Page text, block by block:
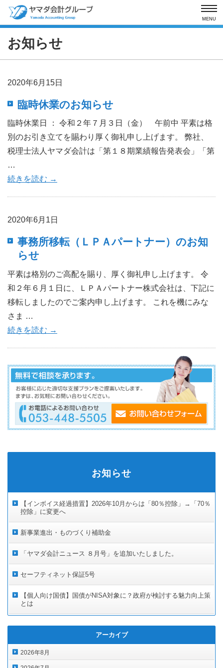
MENU
お知らせ
2020年6月15日
臨時休業のお知らせ
臨時休業日 ： 令和２年７月３日（金） 午前中 平素は格
別のお引き立てを賜わり厚く御礼申し上げます。 弊社、
税理士法人ヤマダ会計は「第１８期業績報告発表会」「第
…
続きを読む →
2020年6月1日
事務所移転（ＬＰＡパートナー）のお知
らせ
平素は格別のご高配を賜り、厚く御礼申し上げます。 令
和２年６月１日に、ＬＰＡパートナー株式会社は、下記に
移転しましたのでご案内申し上げます。 これを機にみな
さま …
続きを読む →
お知らせ
【インボイス経過措置】2026年10月からは「80％控除」→「70％
控除」に変更へ
新事業進出・ものづくり補助金
「ヤマダ会計ニュース ８月号」を追加いたしました。
セーフティネット保証5号
【個人向け国債】国債がNISA対象に？政府が検討する魅力向上策
とは
アーカイブ
2026年8月